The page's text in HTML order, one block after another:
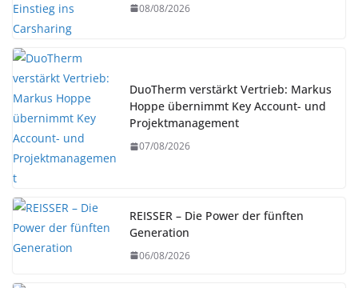
08/08/2026
DuoTherm verstärkt Vertrieb: Markus
Hoppe übernimmt Key Account- und
Projektmanagement
07/08/2026
REISSER – Die Power der fünften
Generation
06/08/2026